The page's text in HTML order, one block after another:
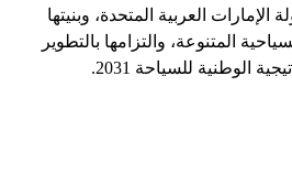
الإمارات العربية المتحدة، وبنيتها
المتنوعة، والتزامها بالتطوير
الوطنية للسياحة 2031.